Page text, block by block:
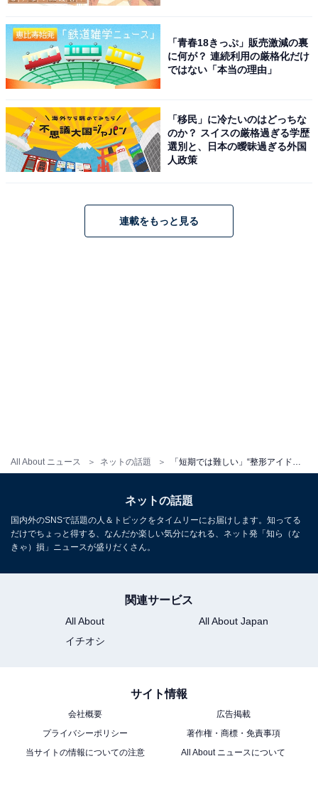
All About ニュース ネットの話題 「短期では難しい」“整形アイドル”YouTuber、クマ取り整形の真実を明かす「信頼できます」
「青春18きっぷ」販売激減の裏
に何が？ 連続利用の厳格化だけ
ではない「本当の理由」
「移民」に冷たいのはどっちな
のか？ スイスの厳格過ぎる学歴
選別と、日本の曖昧過ぎる外国
人政策
連載をもっと見る
ネットの話題
国内外のSNSで話題の人＆トピックをタイムリーにお届けします。知ってる
だけでちょっと得する、なんだか楽しい気分になれる、ネット発「知ら（な
きゃ）損」ニュースが盛りだくさん。
関連サービス
All About
All About Japan
イチオシ
サイト情報
会社概要
広告掲載
プライバシーポリシー
著作権・商標・免責事項
当サイトの情報についての注意
All About ニュースについて